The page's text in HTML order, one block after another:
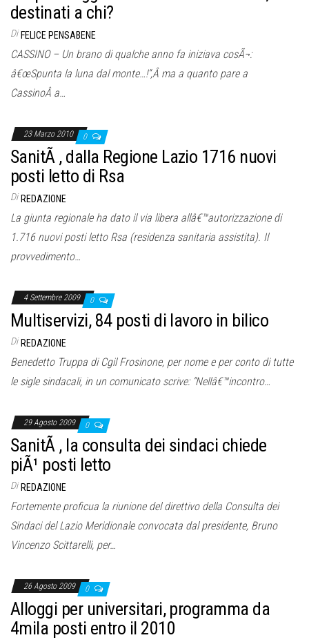
destinati a chi?
Di FELICE PENSABENE
CASSINO – Un brano di qualche anno fa iniziava cosÃ¬:
â€œSpunta la luna dal monte…!“,Â ma a quanto pare a
CassinoÂ a…
23 Marzo 2010 0
SanitÃ , dalla Regione Lazio 1716 nuovi
posti letto di Rsa
Di REDAZIONE
La giunta regionale ha dato il via libera allâ€™autorizzazione di
1.716 nuovi posti letto Rsa (residenza sanitaria assistita). Il
provvedimento…
4 Settembre 2009 0
Multiservizi, 84 posti di lavoro in bilico
Di REDAZIONE
Benedetto Truppa di Cgil Frosinone, per nome e per conto di tutte
le sigle sindacali, in un comunicato scrive: “Nellâ€™incontro…
29 Agosto 2009 0
SanitÃ , la consulta dei sindaci chiede
piÃ¹ posti letto
Di REDAZIONE
Fortemente proficua la riunione del direttivo della Consulta dei
Sindaci del Lazio Meridionale convocata dal presidente, Bruno
Vincenzo Scittarelli, per…
26 Agosto 2009 0
Alloggi per universitari, programma da
4mila posti entro il 2010